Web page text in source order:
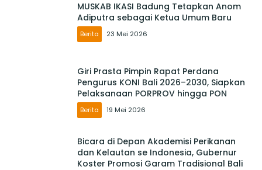
MUSKAB IKASI Badung Tetapkan Anom
Adiputra sebagai Ketua Umum Baru
Berita 23 Mei 2026
Giri Prasta Pimpin Rapat Perdana
Pengurus KONI Bali 2026–2030, Siapkan
Pelaksanaan PORPROV hingga PON
Berita 19 Mei 2026
Bicara di Depan Akademisi Perikanan
dan Kelautan se Indonesia, Gubernur
Koster Promosi Garam Tradisional Bali